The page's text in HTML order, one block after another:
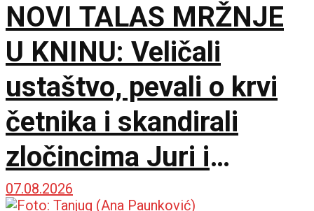
NOVI TALAS MRŽNJE
U KNINU: Veličali
ustaštvo, pevali o krvi
četnika i skandirali
zločincima Juri i
Bobanu
07.08.2026